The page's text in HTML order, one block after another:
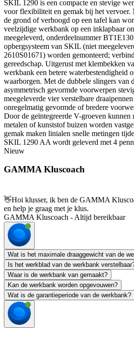
SKIL 1290 is een compacte en stevige
voor flexibiliteit en gemak bij het vervoer.
de grond of verhoogd op een tafel kan
veelzijdige werkbank op een inklapbaar
meegeleverd, onderdeelnummer
opbergsysteem van SKIL (niet
2610S01671) worden gemonteerd;
gereedschap. Uitgerust met klembekken
werkbank een betere waterbestendigheid
waarborgen. Met de dubbele slingers van
asymmetrisch gevormde voorwerpen
meegeleverde vier verstelbare
onregelmatig gevormde of bredere
Door de geïntegreerde V-groeven kunnen
metalen of kunststof buizen worden
gemak maken linialen snelle metingen
SKIL 1290 AA wordt geleverd met 4
Nieuw
GAMMA Kluscoach
👋Hoi klusser, ik ben de GAMMA
en help je graag met je klus.
GAMMA Kluscoach - Altijd bereikbaar
Wat is het maximale draaggewicht van de
Is het werkblad van de werkbank
Waar is de werkbank van gemaakt?
Kan de werkbank worden opgevouwen?
Wat is de garantieperiode van de werkbank?